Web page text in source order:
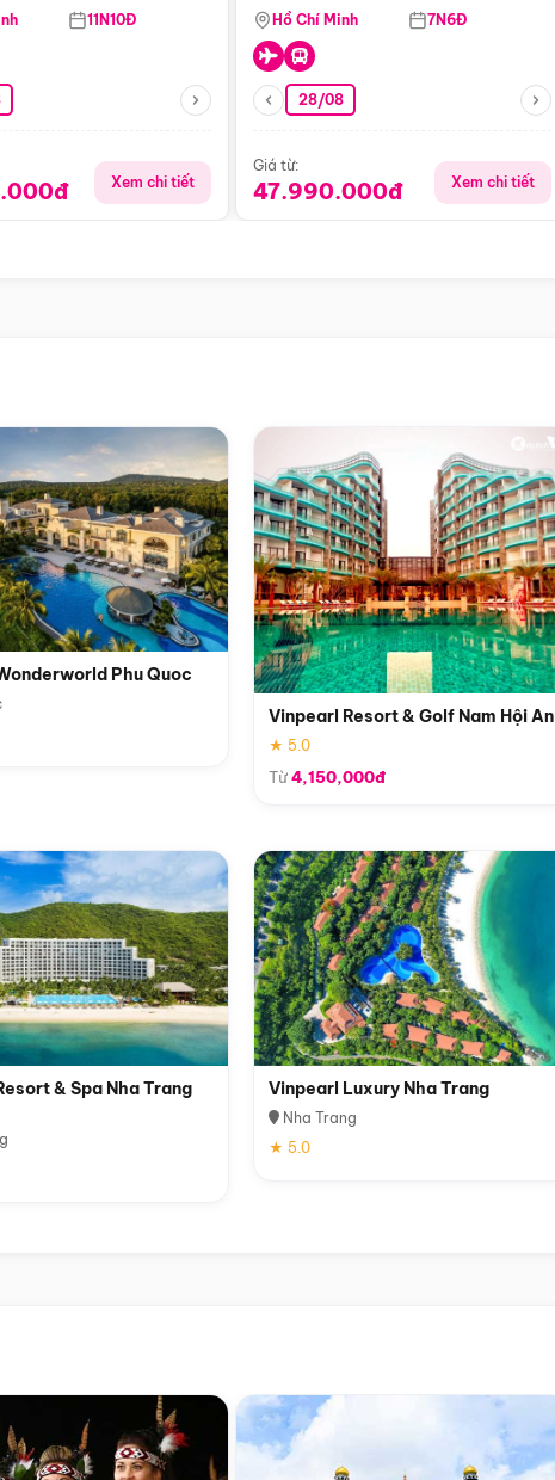
Mỹ
11N10Đ
Xem chi tiết
Airways)
Hồ Chí Minh 7N6Đ
28/08
Giá từ:
47.990.000đ Xem chi tiết
Phu Quoc
Vinpearl Resort & Golf Nam Hội An
★ 5.0
Từ4,150,000đ
& Spa Nha Trang
Vinpearl Luxury Nha Trang
Nha Trang
★ 5.0